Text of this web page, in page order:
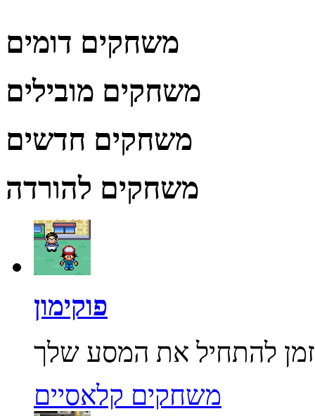
משחקים דומים
משחקים מובילים
משחקים חדשים
משחקים להורדה
פוקימון
משחקים קלאסיים